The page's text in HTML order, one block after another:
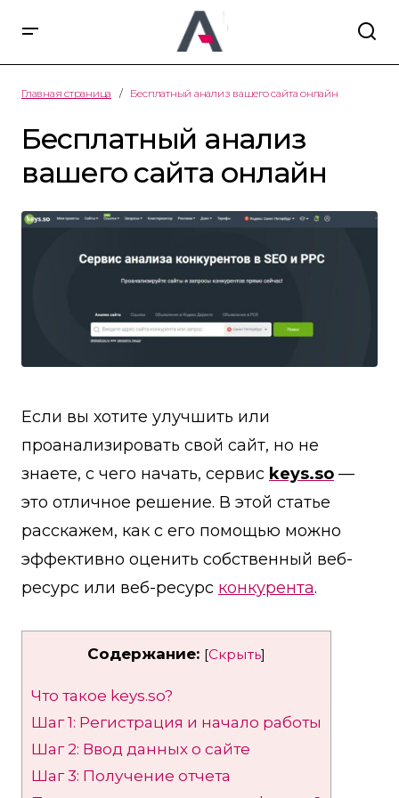
Главная страница Бесплатный анализ вашего сайта онлайн
Бесплатный анализ
вашего сайта онлайн
Если вы хотите улучшить или
проанализировать свой сайт, но не
знаете, с чего начать, сервис keys.so —
это отличное решение. В этой статье
расскажем, как с его помощью можно
эффективно оценить собственный веб-
ресурс или веб-ресурс конкурента.
Содержание: [Скрыть]
Что такое keys.so?
Шаг 1: Регистрация и начало работы
Шаг 2: Ввод данных о сайте
Шаг 3: Получение отчета